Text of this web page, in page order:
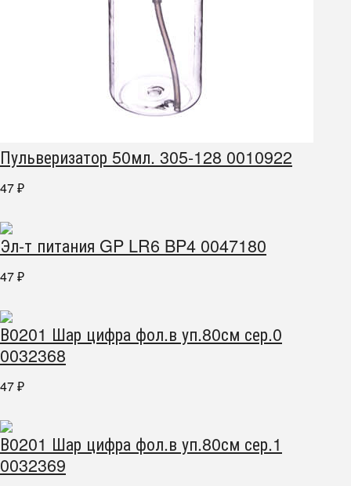
Пульверизатор 50мл. 305-128 0010922
47 ₽
Эл-т питания GP LR6 BP4 0047180
47 ₽
В0201 Шар цифра фол.в уп.80см сер.0
0032368
47 ₽
В0201 Шар цифра фол.в уп.80см сер.1
0032369